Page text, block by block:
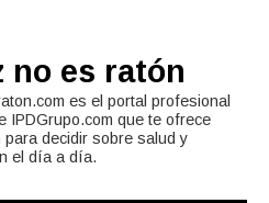
no es ratón
es el portal profesional
IPDGrupo.com que te ofrece
para decidir sobre salud y
el día a día.